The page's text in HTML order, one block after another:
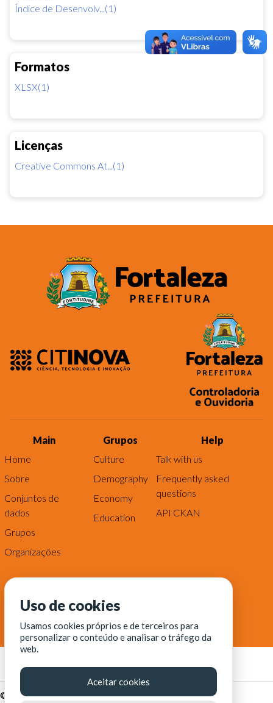
Índice de Desenvolv...(1)
Formatos
XLSX(1)
Licenças
Creative Commons At...(1)
Main
Home
Sobre
Conjuntos de
dados
Grupos
Organizações
Grupos
Culture
Demography
Economy
Education
Help
Talk with us
Frequently asked
questions
API CKAN
© Fortaleza Digital || CITINOVA - Fundação de Ciência,
Uso de cookies
Usamos cookies próprios e de terceiros para
personalizar o conteúdo e analisar o tráfego da
web.
Aceitar cookies